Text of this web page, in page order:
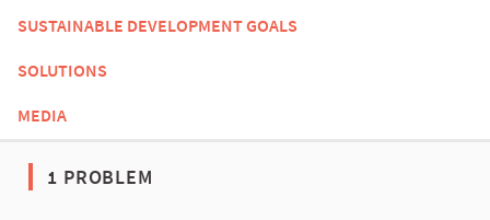
SUSTAINABLE DEVELOPMENT GOALS
SOLUTIONS
MEDIA
1 PROBLEM